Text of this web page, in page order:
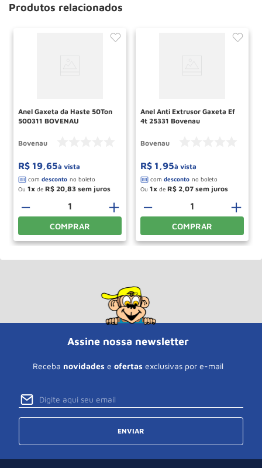
Produtos relacionados
Anel Gaxeta da Haste 50Ton
500311 BOVENAU
Bovenau
R$ 19,65à vista
Ou 1 de R$ 20 83
＋
－
COMPRAR
Anel Anti Extrusor Gaxeta Ef
4t 25331 Bovenau
Bovenau
R$ 1 ,95à vista
Ou 1 de R$ 2 07
＋
－
COMPRAR
Assine nossa newsletter
Receba novidades e ofertas exclusivas por e-mail
ENVIAR